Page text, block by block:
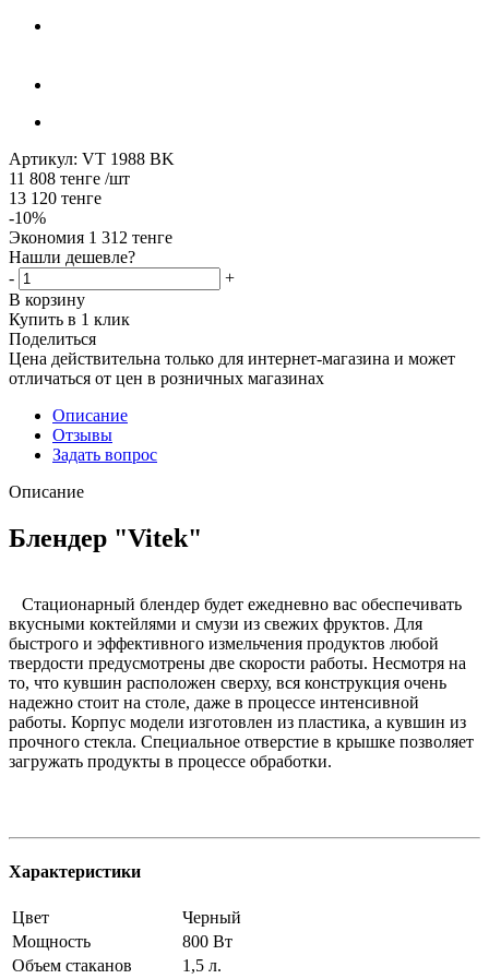
Артикул: VT 1988 BK
11 808 тенге /шт
13 120 тенге
-10%
Экономия 1 312 тенге
Нашли дешевле?
-
+
В корзину
Купить в 1 клик
Поделиться
Цена действительна только для интернет-магазина и может
отличаться от цен в розничных магазинах
Описание
Отзывы
Задать вопрос
Описание
Блендер "Vitek"
Стационарный блендер будет ежедневно вас обеспечивать
вкусными коктейлями и смузи из свежих фруктов. Для
быстрого и эффективного измельчения продуктов любой
твердости предусмотрены две скорости работы. Несмотря на
то, что кувшин расположен сверху, вся конструкция очень
надежно стоит на столе, даже в процессе интенсивной
работы. Корпус модели изготовлен из пластика, а кувшин из
прочного стекла. Специальное отверстие в крышке позволяет
загружать продукты в процессе обработки.
Характеристики
Цвет
Черный
Мощность
800 Вт
Объем стаканов
1,5 л.